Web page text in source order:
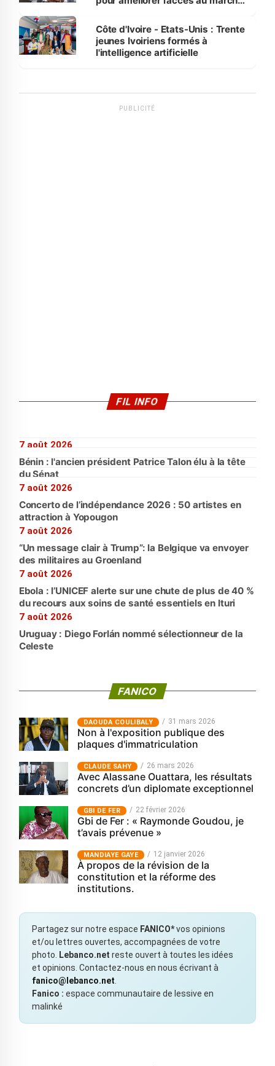
Côte d'Ivoire - Etats-Unis : Trente
jeunes Ivoiriens formés à
l'intelligence artificielle
PUBLICITÉ
FIL INFO
7 août 2026
Bénin : l'ancien président Patrice Talon élu à la tête
du Sénat
7 août 2026
Concerto de l’indépendance 2026 : 50 artistes en
attraction à Yopougon
7 août 2026
“Un message clair à Trump”: la Belgique va envoyer
des militaires au Groenland
7 août 2026
Ebola : l’UNICEF alerte sur une chute de plus de 40 %
du recours aux soins de santé essentiels en Ituri
7 août 2026
Uruguay : Diego Forlán nommé sélectionneur de la
Celeste
FANICO
‎DAOUDA COULIBALY 31 mars 2026
Non à l'exposition publique des
plaques d'immatriculation
CLAUDE SAHY 26 mars 2026
Avec Alassane Ouattara, les résultats
concrets d’un diplomate exceptionnel
GBI DE FER 22 février 2026
Gbi de Fer : « Raymonde Goudou, je
t’avais prévenue »
MANDIAYE GAYE 12 janvier 2026
À propos de la révision de la
constitution et la réforme des
institutions.
Partagez sur notre espace FANICO*vos opinions
et/ou lettres ouvertes, accompagnées de votre
photo.
Lebanco.net reste ouvert à toutes les idées
et opinions. Contactez-nous en nous écrivant à
fanico@lebanco.net
Fanico : espace communautaire de lessive en
malinké